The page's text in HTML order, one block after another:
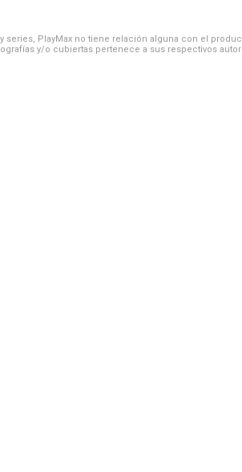
PlayMax no tiene relación alguna con el
y/o cubiertas pertenece a sus respectivos